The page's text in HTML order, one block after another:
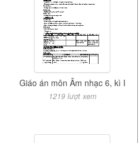
Giáo án môn Âm nhạc 6, kì I
1219 lượt xem